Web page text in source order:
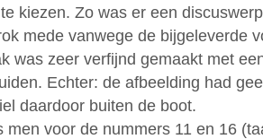
kiezen. Zo was er een
mede vanwege de bijgeleverde
was zeer verfijnd gemaakt met
Echter: de afbeelding had
daardoor buiten de boot.
men voor de nummers 11 en 16